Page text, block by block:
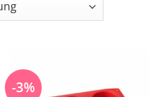
-3%